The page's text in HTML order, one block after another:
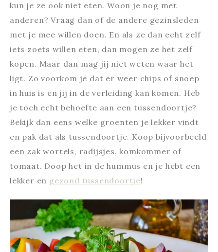
kun je ze ook niet eten. Woon je nog met
anderen? Vraag dan of de andere gezinsleden
met je mee willen doen. En als ze dan echt zelf
iets zoets willen eten, dan mogen ze het zelf
kopen. Maar dan mag jij niet weten waar het
ligt. Zo voorkom je dat er weer chips of snoep
in huis is en jij in de verleiding kan komen. Heb
je toch echt behoefte aan een tussendoortje?
Bekijk dan eens welke groenten je lekker vindt
en pak dat als tussendoortje. Koop bijvoorbeeld
een zak wortels, radijsjes, komkommer of
tomaat. Doop het in de hummus en je hebt een
lekker en gezond tussendoortje!